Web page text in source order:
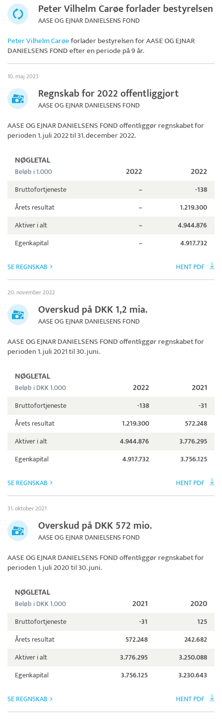
Peter Vilhelm Carøe forlader bestyrelsen
AASE OG EJNAR DANIELSENS FOND
Peter Vilhelm Carøeforlader bestyrelsen forAASE OG EJNAR
DANIELSENS FONDefter en periode på 9 år.
10. maj 2023
Regnskab for 2022 offentliggjort
AASE OG EJNAR DANIELSENS FOND
AASE OG EJNAR DANIELSENS FONDoffentliggør regnskabet for
perioden 1. juli 2022 til 31. december 2022.
NØGLETAL
Beløb i 1.000 2022 2022
Bruttofortjeneste –
-138
Årets resultat
–
1.219.300
Aktiver i alt
–
4.944.876
Egenkapital
– 4.917.732
SE REGNSKAB HENT PDF
20. november 2022
Overskud på DKK 1,2 mia.
AASE OG EJNAR DANIELSENS FOND
AASE OG EJNAR DANIELSENS FONDoffentliggør regnskabet for
perioden 1. juli 2021 til 30. juni.
NØGLETAL
Beløb i DKK 1.000 2022 2021
Bruttofortjeneste -138
-31
Årets resultat
1.219.300
572.248
Aktiver i alt
4.944.876
3.776.295
Egenkapital
4.917.732 3.756.125
SE REGNSKAB HENT PDF
31. oktober 2021
Overskud på DKK 572 mio.
AASE OG EJNAR DANIELSENS FOND
AASE OG EJNAR DANIELSENS FONDoffentliggør regnskabet for
perioden 1. juli 2020 til 30. juni.
NØGLETAL
Beløb i DKK 1.000 2021 2020
Bruttofortjeneste -31
125
Årets resultat
572.248
242.682
Aktiver i alt
3.776.295
3.250.088
Egenkapital
3.756.125 3.230.643
SE REGNSKAB HENT PDF